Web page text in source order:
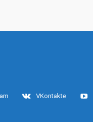
VKontakte